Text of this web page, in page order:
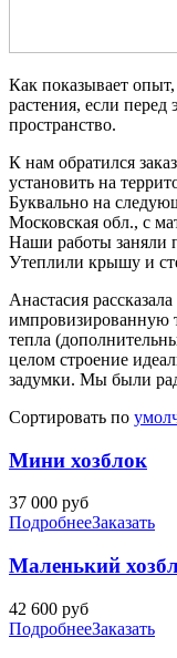
Как показывает
растения, если перед
пространство.
К нам обратился
установить на
Буквально на
Московская обл., с
Наши работы заняли
Утеплили крышу и
Анастасия
импровизированную
тепла
целом строение
задумки. Мы были
Сортировать по
Мини хозблок
37 000 руб
ПодробнееЗаказать
Маленький
42 600 руб
ПодробнееЗаказать